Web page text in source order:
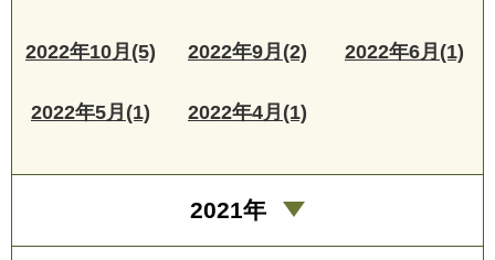
2022年10月(5) 2022年9月(2) 2022年6月(1)
2022年5月(1) 2022年4月(1)
2021年